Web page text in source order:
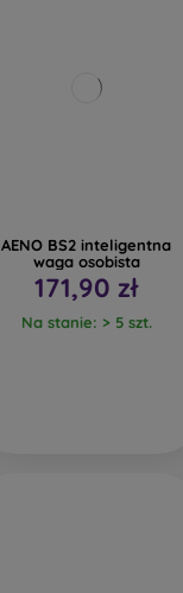
AENO BS2 inteligentna
waga osobista
171,90 zł
Na stanie: > 5 szt.